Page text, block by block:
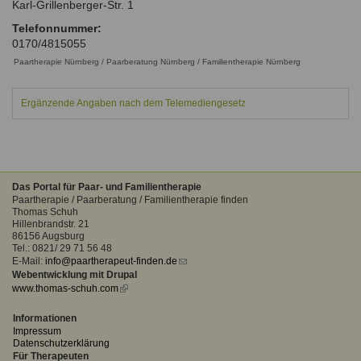
Qualitätssicherung
Qualität unserer Therapeuten
Familienthemen
Systemischer Ansatz
Ausbildungsinstitute
Fortbildungen
Information über Qualifikation
vergessen?
Anmelden
Links
Formular zur Registrierung
Karl-Grillenberger-Str. 1
Telefonnummer:
0170/4815055
Paartherapie Nürnberg / Paarberatung Nürnberg / Familientherapie Nürnberg
Ergänzende Angaben nach dem Telemediengesetz
Das Portal für Paar- und Familientherapie
Paartherapie / Paarberatung / Familientherapie finden
Thomas Schuh
Hillenbrandstr. 21
86156 Augsburg
Tel.: 0821/ 29 71 56 48
E-Mail: info@paartherapeut-finden.de (link
Webentwicklung mit Drupal
www.thomas-schuh.com(link
Informationen
Impressum
Datenschutzerklärung
Für Therapeuten